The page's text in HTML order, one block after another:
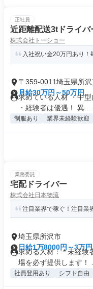
正社員
近距離配送3tドライバ
株式会社トーショー
入社祝い金20万円あり
〒359-0011埼玉県所
月給30万円～50万円
求めている人材 ・中
・経験者は優遇！ 異...
制服あり 業界未経験歓迎
業務委託
宅配ドライバー
株式会社日本物流
注目業界で稼ぐ！注目業
埼玉県所沢市
日給1万8000円～3万円
求める人材： * 未経験
場を必ず提供します！ ...
社員登用あり シフト自由